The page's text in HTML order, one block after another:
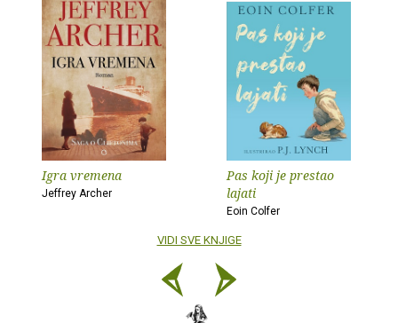
Igra vremena
Jeffrey Archer
Pas koji je prestao
lajati
Eoin Colfer
VIDI SVE KNJIGE